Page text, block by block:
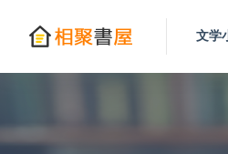
文学